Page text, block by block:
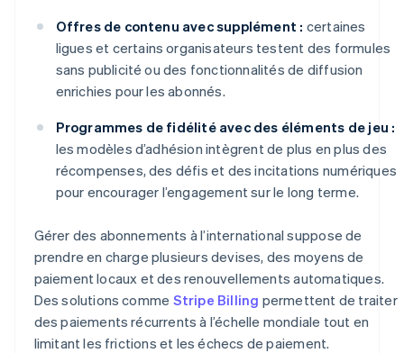
Offres de contenu avec supplément : certaines
ligues et certains organisateurs testent des formules
sans publicité ou des fonctionnalités de diffusion
enrichies pour les abonnés.
Programmes de fidélité avec des éléments de jeu :
les modèles d’adhésion intègrent de plus en plus des
récompenses, des défis et des incitations numériques
pour encourager l’engagement sur le long terme.
Gérer des abonnements à l’international suppose de
prendre en charge plusieurs devises, des moyens de
paiement locaux et des renouvellements automatiques.
Des solutions comme Stripe Billing permettent de traiter
des paiements récurrents à l’échelle mondiale tout en
limitant les frictions et les échecs de paiement.